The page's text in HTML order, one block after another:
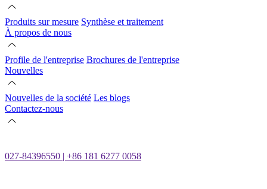
Produits sur mesure Synthèse et traitement
À propos de nous
Profile de l'entreprise Brochures de l'entreprise
Nouvelles
Nouvelles de la société Les blogs
Contactez-nous
027-84396550 | +86 181 6277 0058